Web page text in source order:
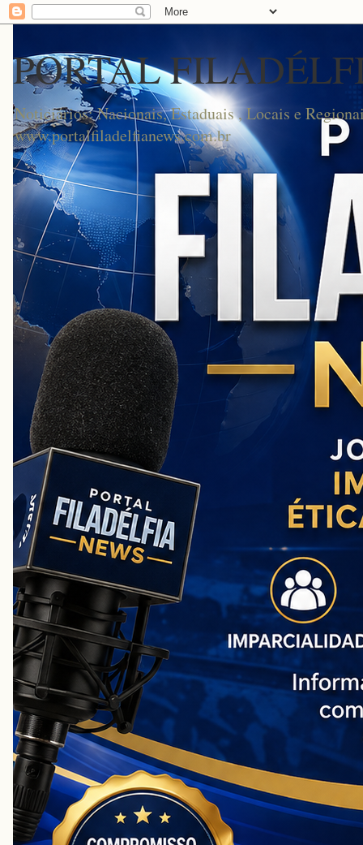
PORTAL
Noticiários: Nacionais, Estaduais , Locais e
www.portalfiladelfianews.com.br